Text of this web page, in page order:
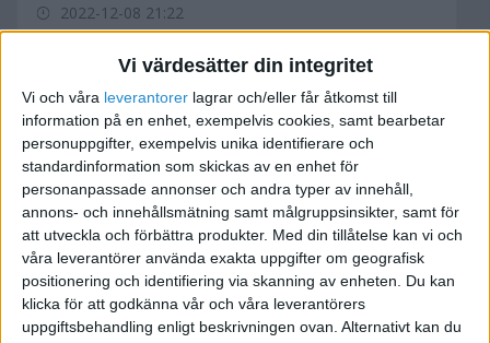
Vi värdesätter din integritet
Vi och våra leverantorer lagrar och/eller får åtkomst till
information på en enhet, exempelvis cookies, samt bearbetar
personuppgifter, exempelvis unika identifierare och
standardinformation som skickas av en enhet för
personanpassade annonser och andra typer av innehåll,
annons- och innehållsmätning samt målgruppsinsikter, samt för
att utveckla och förbättra produkter. Med din tillåtelse kan vi och
våra leverantörer använda exakta uppgifter om geografisk
positionering och identifiering via skanning av enheten. Du kan
klicka för att godkänna vår och våra leverantörers
uppgiftsbehandling enligt beskrivningen ovan. Alternativt kan du
2022-12-08 21:22
Hej jag äger en väletablerad enskild firma med
god lönsamhet och goda utvecklingsmöjligheter
tanken är att sälja företaget och ändå jobba kvar
hur går man tillväga
Viktor